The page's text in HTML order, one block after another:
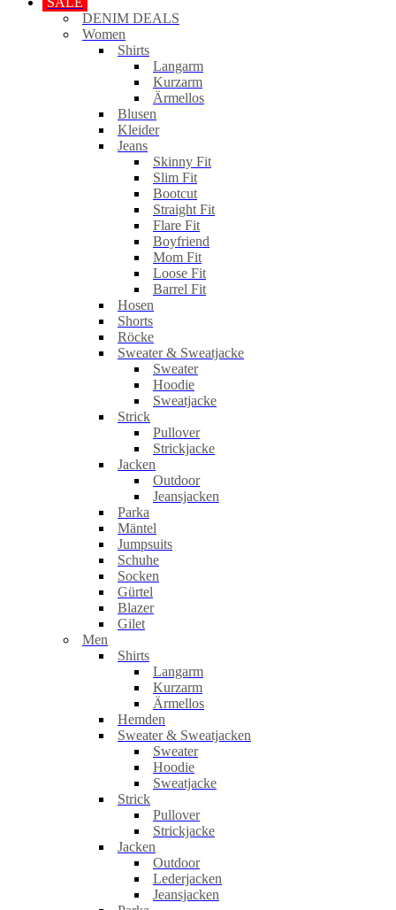
DENIM DEALS
Women
Shirts
Langarm
Kurzarm
Ärmellos
Blusen
Kleider
Jeans
Skinny Fit
Slim Fit
Bootcut
Straight Fit
Flare Fit
Boyfriend
Mom Fit
Loose Fit
Barrel Fit
Hosen
Shorts
Röcke
Sweater & Sweatjacke
Sweater
Hoodie
Sweatjacke
Strick
Pullover
Strickjacke
Jacken
Outdoor
Jeansjacken
Parka
Mäntel
Jumpsuits
Schuhe
Socken
Gürtel
Blazer
Gilet
Men
Shirts
Langarm
Kurzarm
Ärmellos
Hemden
Sweater & Sweatjacken
Sweater
Hoodie
Sweatjacke
Strick
Pullover
Strickjacke
Jacken
Outdoor
Lederjacken
Jeansjacken